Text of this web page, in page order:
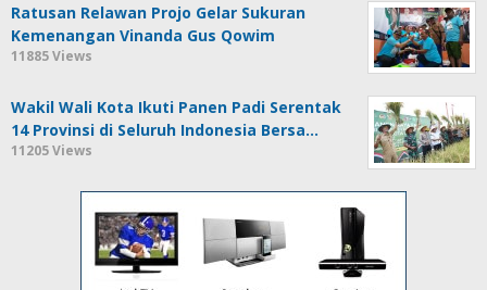
Ratusan Relawan Projo Gelar Sukuran
Kemenangan Vinanda Gus Qowim
11885 Views
Wakil Wali Kota Ikuti Panen Padi Serentak
14 Provinsi di Seluruh Indonesia Bersa…
11205 Views